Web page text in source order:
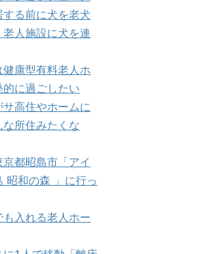
る前に犬を老犬
人施設に犬を連
康型有料老人ホ
に過ごしたい
高住やホームに
所住みたくな
都昭島市「アイ
昭和の森 」に行っ
入れる老人ホー